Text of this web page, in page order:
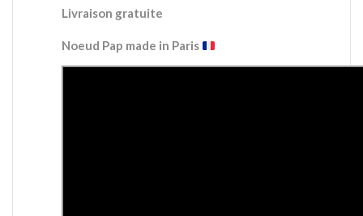
Livraison gratuite
Noeud Pap made in Paris